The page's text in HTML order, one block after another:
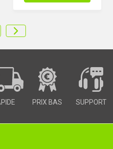
PRIX BAS SUPPORT